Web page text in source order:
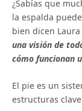
¿Sabías que
la espalda
bien dicen Laura
una visión de
cómo funcionan
El pie es un
estructuras